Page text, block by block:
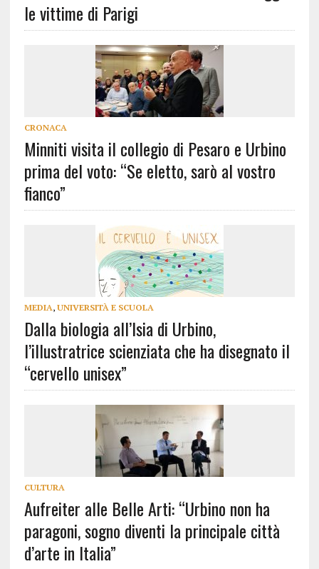
le vittime di Parigi
CRONACA
Minniti visita il collegio di Pesaro e Urbino
prima del voto: “Se eletto, sarò al vostro
fianco”
MEDIA, UNIVERSITÀ E SCUOLA
Dalla biologia all’Isia di Urbino,
l’illustratrice scienziata che ha disegnato il
“cervello unisex”
CULTURA
Aufreiter alle Belle Arti: “Urbino non ha
paragoni, sogno diventi la principale città
d’arte in Italia”